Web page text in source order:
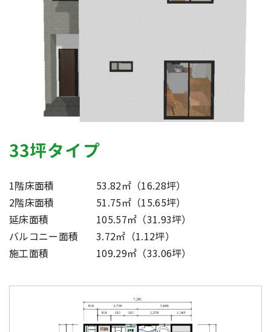
33坪タイプ
1階床面積
53.82㎡（16.28坪）
2階床面積
51.75㎡（15.65坪）
延床面積
105.57㎡（31.93坪）
バルコニー面積
3.72㎡（1.12坪）
施工面積
109.29㎡（33.06坪）